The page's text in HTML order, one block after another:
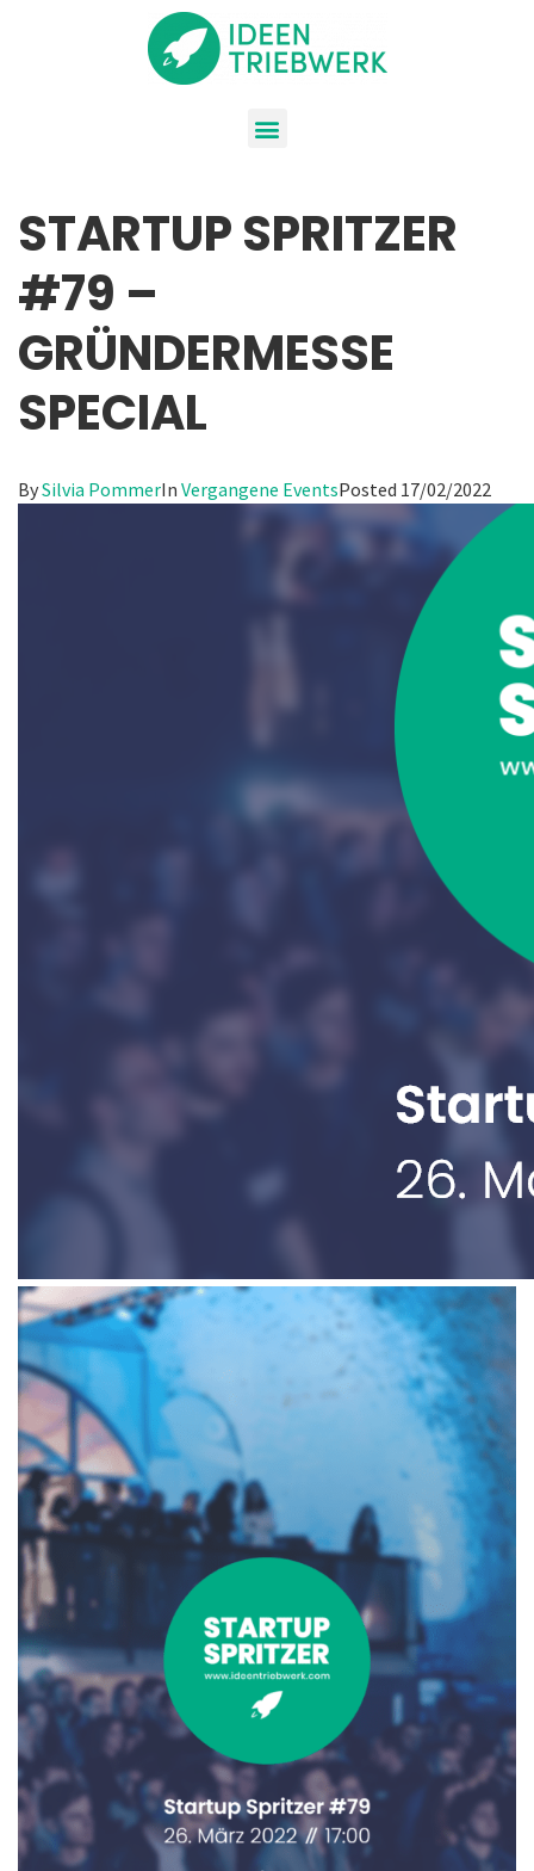
STARTUP SPRITZER
#79 –
GRÜNDERMESSE
SPECIAL
BySilvia PommerIn Vergangene EventsPosted 17/02/2022